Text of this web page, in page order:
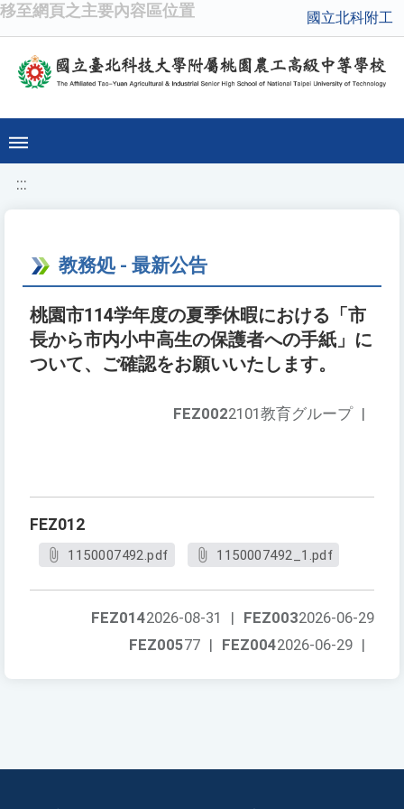
移至網頁之主要內容區位置 國立北科附工
:::
教務処 - 最新公告
桃園市114学年度の夏季休暇における「市
長から市内小中高生の保護者への手紙」に
ついて、ご確認をお願いいたします。
FEZ0022101教育グループ |
FEZ012
1150007492.pdf 1150007492_1.pdf
FEZ0032026-06-29
FEZ0142026-08-31
|
FEZ0042026-06-29 |
FEZ00577 |